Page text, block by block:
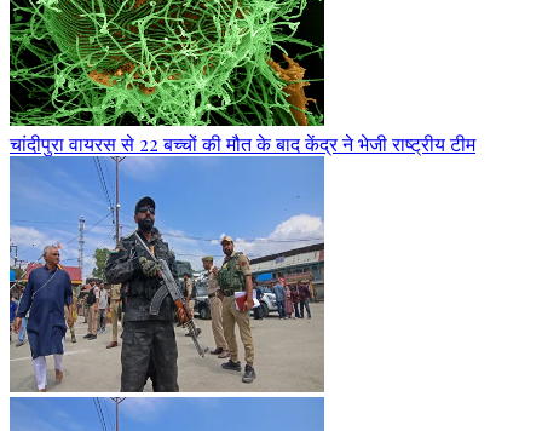
चांदीपुरा वायरस से 22 बच्चों की मौत के बाद केंद्र ने भेजी राष्ट्रीय टीम